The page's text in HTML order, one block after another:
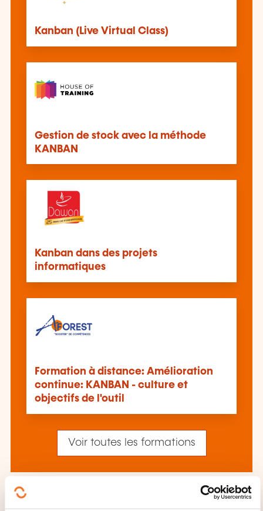
Kanban (Live Virtual Class)
Gestion de stock avec la méthode
KANBAN
Kanban dans des projets
informatiques
Formation à distance: Amélioration
continue: KANBAN - culture et
objectifs de l'outil
Voir toutes les formations
Ces autres formations pourrait aussi vous
intéresser: